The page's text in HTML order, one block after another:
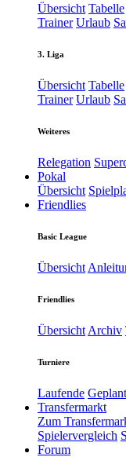
Übersicht Tabelle
Trainer Urlaub
3. Liga
Übersicht Tabelle
Trainer Urlaub
Weiteres
Relegation
Pokal
Übersicht
Friendlies
Basic League
Übersicht
Friendlies
Übersicht Archiv
Turniere
Laufende
Transfermarkt
Zum
Spielervergleich
Forum